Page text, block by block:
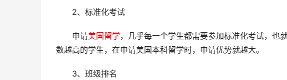
2、标准化考试
申请美国留学，几乎每一个学生都需要参加标准化考试，也
数越高的学生，在申请美国本科留学时，申请优势就越大。
3、班级排名